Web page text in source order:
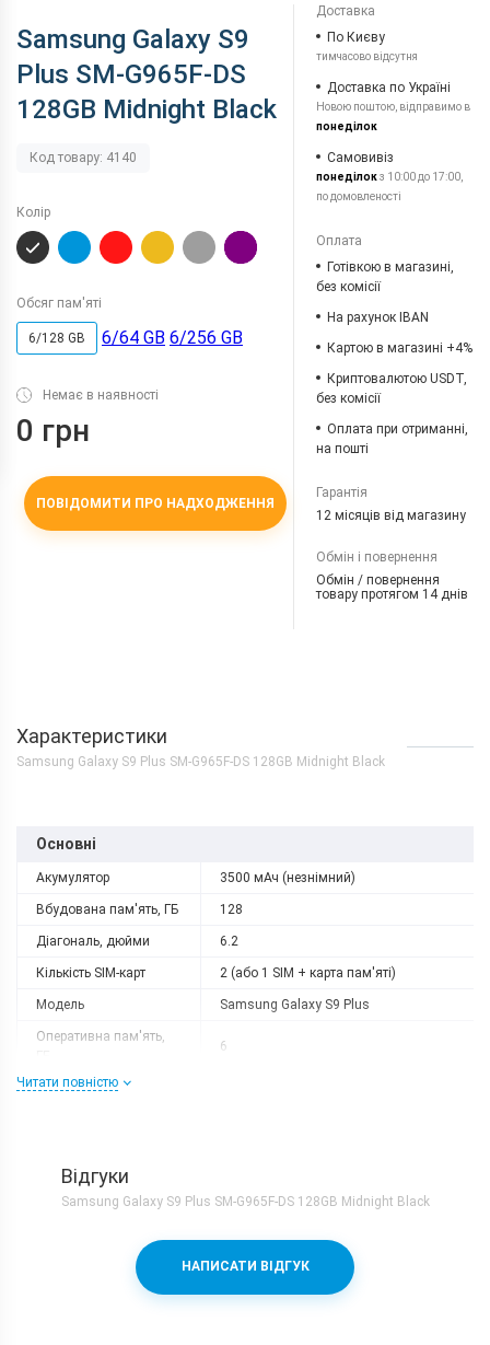
Samsung Galaxy S9
Plus SM-G965F-DS
128GB Midnight Black
Код товару: 4140
Колір
Обсяг пам'яті
6/128 GB 6/64 GB 6/256 GB
Немає в наявності
0 грн
ПОВІДОМИТИ ПРО НАДХОДЖЕННЯ
Доставка
По Києву
тимчасово відсутня
Доставка по Україні
Новою поштою, відправимо в
понеділок
Самовивіз
понеділокз 10:00 до 17:00,
по домовленості
Оплата
Готівкою в магазині,
без комісії
На рахунок IBAN
Картою в магазині +4%
Криптовалютою USDT,
без комісії
Оплата при отриманні,
на пошті
Гарантія
12 місяців від магазину
Обмін і повернення
Обмін / повернення
товару протягом 14 днів
Характеристики
Samsung Galaxy S9 Plus SM-G965F-DS 128GB Midnight Black
Основні
Акумулятор 3500 мАч (незнімний)
Вбудована пам'ять, ГБ 128
Діагональ, дюйми 6.2
Кількість SIM-карт 2 (або 1 SIM + карта пам'яті)
Модель Samsung Galaxy S9 Plus
Оперативна пам'ять,
6
Роздільна здатність
Процесор
Samsung Exynos 9810 + Mali-
G72MP18
Читати повністю
Відгуки
Samsung Galaxy S9 Plus SM-G965F-DS 128GB Midnight Black
НАПИСАТИ ВІДГУК